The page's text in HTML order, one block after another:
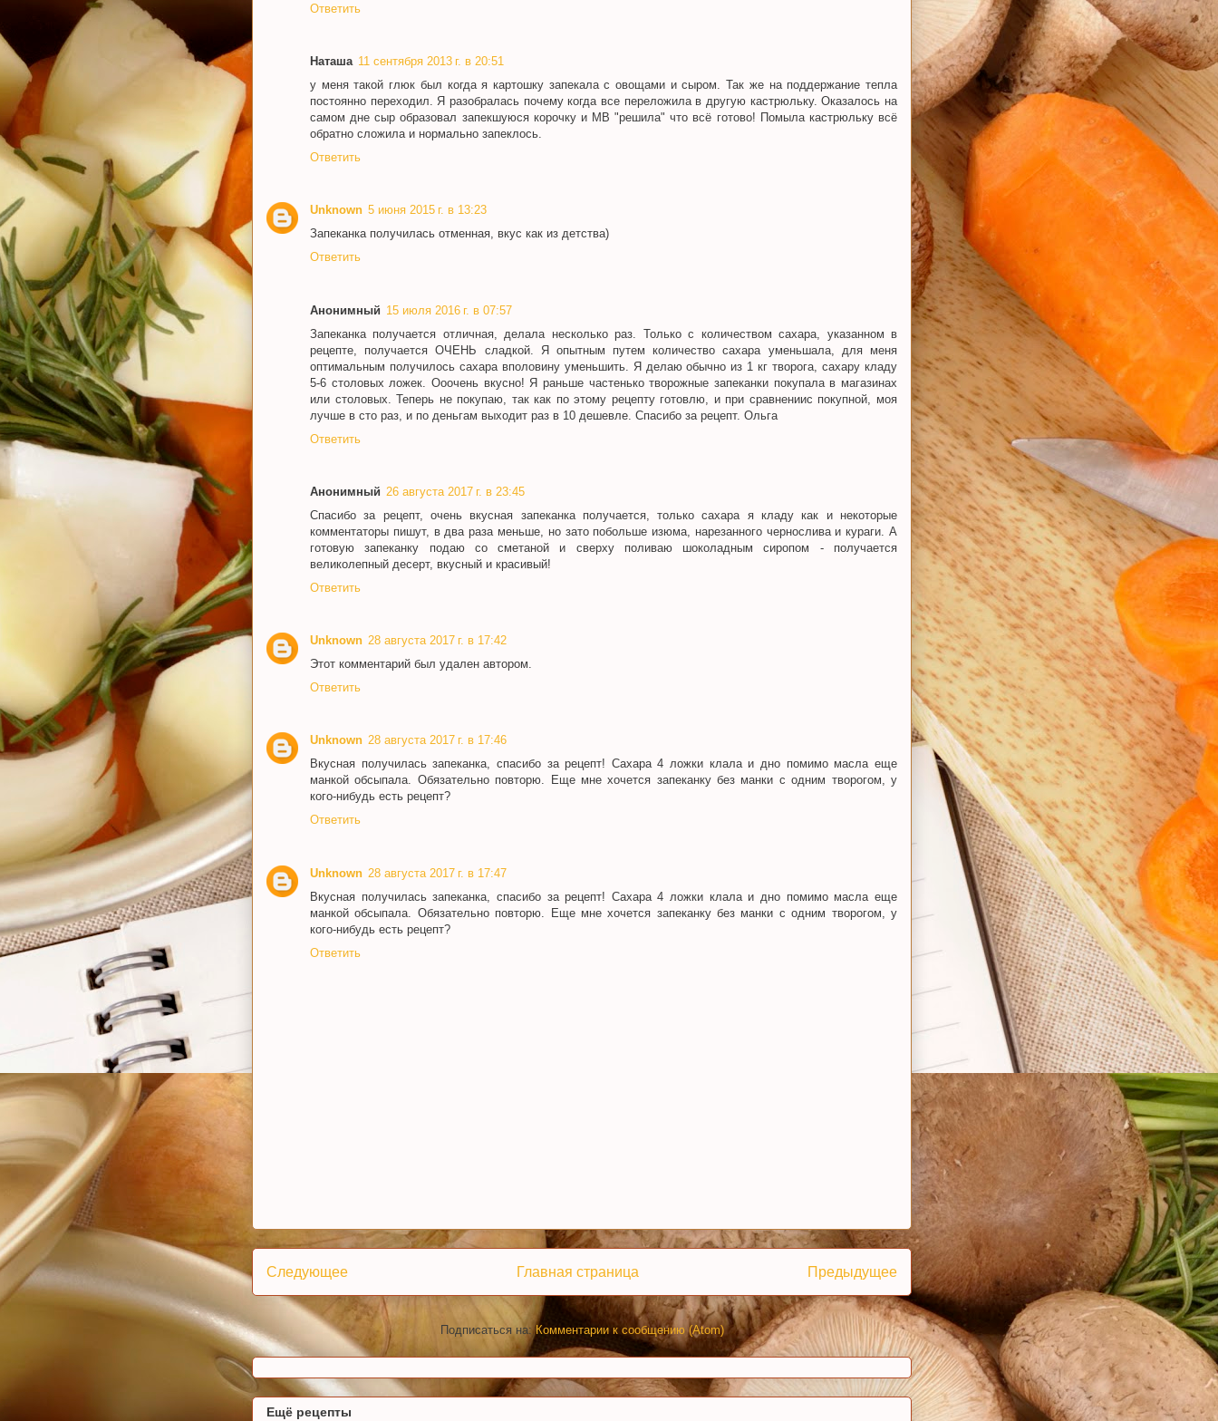
Ответить
Наташа 11 сентября 2013 г. в 20:51
у меня такой глюк был когда я картошку запекала с овощами и сыром. Так же на поддержание тепла
постоянно переходил. Я разобралась почему когда все переложила в другую кастрюльку. Оказалось на
самом дне сыр образовал запекшуюся корочку и МВ "решила" что всё готово! Помыла кастрюльку всё
обратно сложила и нормально запеклось.
Ответить
Unknown 5 июня 2015 г. в 13:23
Запеканка получилась отменная, вкус как из детства)
Ответить
Анонимный 15 июля 2016 г. в 07:57
Запеканка получается отличная, делала несколько раз. Только с количеством сахара, указанном в
рецепте, получается ОЧЕНЬ сладкой. Я опытным путем количество сахара уменьшала, для меня
оптимальным получилось сахара вполовину уменьшить. Я делаю обычно из 1 кг творога, сахару кладу
5-6 столовых ложек. Ооочень вкусно! Я раньше частенько творожные запеканки покупала в магазинах
или столовых. Теперь не покупаю, так как по этому рецепту готовлю, и при сравнениис покупной, моя
лучше в сто раз, и по деньгам выходит раз в 10 дешевле. Спасибо за рецепт. Ольга
Ответить
Анонимный 26 августа 2017 г. в 23:45
Спасибо за рецепт, очень вкусная запеканка получается, только сахара я кладу как и некоторые
комментаторы пишут, в два раза меньше, но зато побольше изюма, нарезанного чернослива и кураги. А
готовую запеканку подаю со сметаной и сверху поливаю шоколадным сиропом - получается
великолепный десерт, вкусный и красивый!
Ответить
Unknown 28 августа 2017 г. в 17:42
Этот комментарий был удален автором.
Ответить
Unknown 28 августа 2017 г. в 17:46
Вкусная получилась запеканка, спасибо за рецепт! Сахара 4 ложки клала и дно помимо масла еще
манкой обсыпала. Обязательно повторю. Еще мне хочется запеканку без манки с одним творогом, у
кого-нибудь есть рецепт?
Ответить
Unknown 28 августа 2017 г. в 17:47
Вкусная получилась запеканка, спасибо за рецепт! Сахара 4 ложки клала и дно помимо масла еще
манкой обсыпала. Обязательно повторю. Еще мне хочется запеканку без манки с одним творогом, у
кого-нибудь есть рецепт?
Ответить
Следующее Предыдущее
Главная страница
Подписаться на:Комментарии к сообщению (Atom)
Ещё рецепты